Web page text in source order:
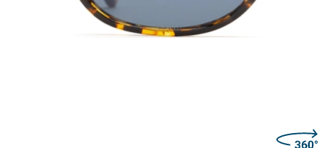
Comprimento do cristal Calibre do cristal